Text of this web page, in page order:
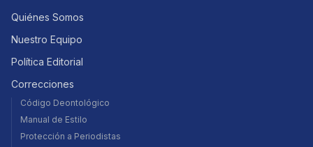
Quiénes Somos
Nuestro Equipo
Política Editorial
Correcciones
Código Deontológico
Manual de Estilo
Protección a Periodistas